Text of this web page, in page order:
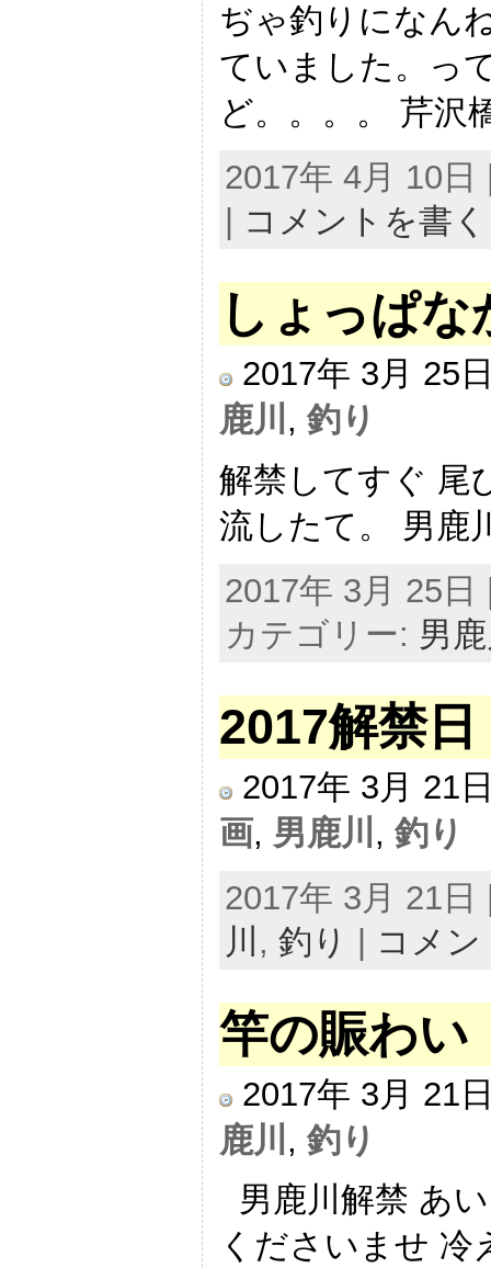
ぢゃ釣りになん
ていました。っ
ど。。。。 芹
2017年 4月 10
コメントを書く
しょっぱ
2017年 3月 25
鹿川 , 釣り
解禁してすぐ 尾
流したて。 男
2017年 3月 25
カテゴリー: 男
2017解禁日
2017年 3月 21
画, 男鹿川 , 釣り
2017年 3月 21
川 , 釣り | コメ
竿の賑わい
2017年 3月 21
鹿川 , 釣り
男鹿川解禁 あ
くださいませ